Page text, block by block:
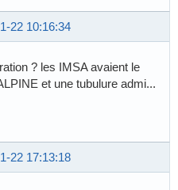
22 10:16:34
? les IMSA avaient le
et une tubulure admi...
22 17:13:18